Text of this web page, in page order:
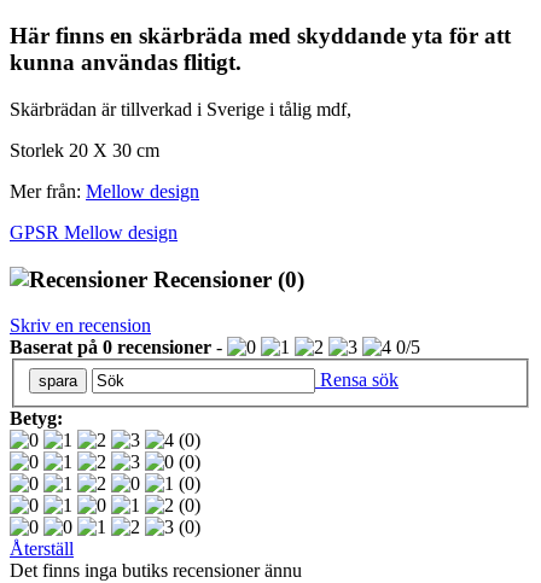
Här finns en skärbräda med skyddande yta för att
kunna användas flitigt.
Skärbrädan är tillverkad i Sverige i tålig mdf,
Storlek 20 X 30 cm
Mer från: Mellow design
GPSR Mellow design
Recensioner (0)
Skriv en recension
Baserat på 0 recensioner - 0/5
Rensa sök
Betyg:
(0)
(0)
(0)
(0)
(0)
Återställ
Det finns inga butiks recensioner ännu